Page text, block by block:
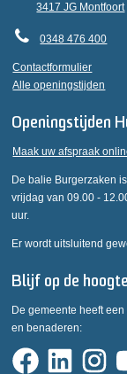
3417 JG Montfoort
0348 476 400
Contactformulier
Alle openingstijden
Openingstijden
Maak uw afspraak
De balie Burgerzaken
vrijdag van 09.00 -
uur.
Er wordt uitsluitend
Blijf op de hoogte
De gemeente heeft
en benaderen: